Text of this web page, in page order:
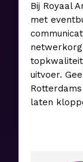
Bij Royaal
met
uitvoer.
laten